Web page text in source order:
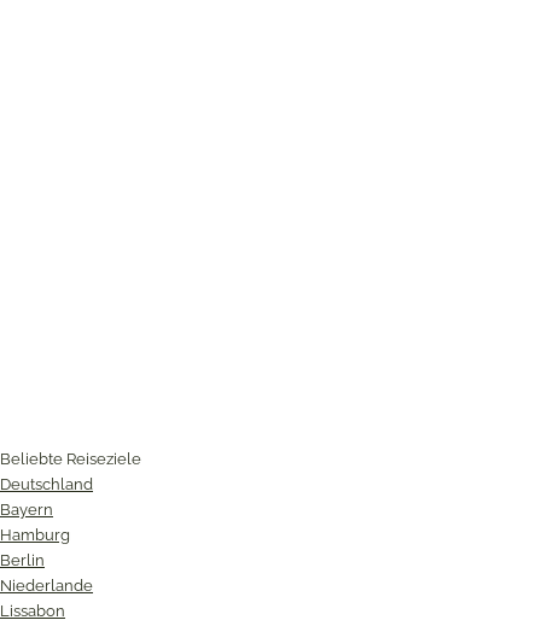
Beliebte Reiseziele
Deutschland
Bayern
Hamburg
Berlin
Niederlande
Lissabon